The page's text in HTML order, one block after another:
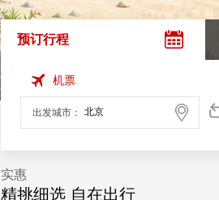
预订行程
机票
出发城市：
实惠
精挑细选 自在出行